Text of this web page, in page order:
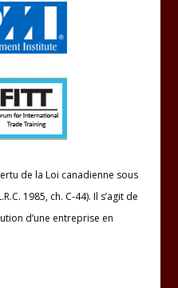
de la Loi canadienne sous
1985, ch. C-44). Il s’agit de
d’une entreprise en